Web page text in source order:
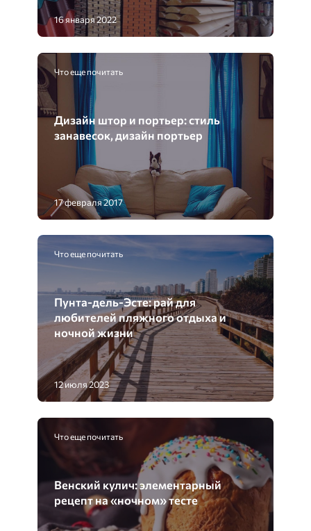
16 января 2022
Что еще почитать
Дизайн штор и портьер: стиль
занавесок, дизайн портьер
17 февраля 2017
Что еще почитать
Пунта-дель-Эсте: рай для
любителей пляжного отдыха и
ночной жизни
12 июля 2023
Что еще почитать
Венский кулич: элементарный
рецепт на «ночном» тесте